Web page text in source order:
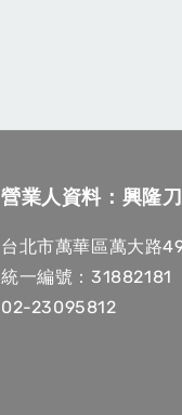
營業人資料：興隆
台北市萬華區萬大路
統一編號：31882181
02-23095812